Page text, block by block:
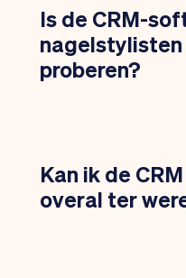
Is de CRM-
proberen?
Kan ik de
overal ter